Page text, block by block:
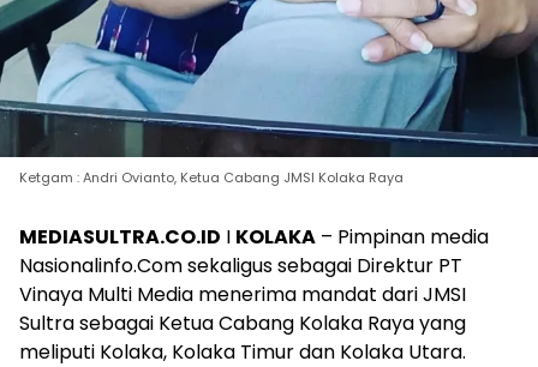
Ketgam : Andri Ovianto, Ketua Cabang JMSI Kolaka Raya
MEDIASULTRA.CO.ID I KOLAKA – Pimpinan media
Nasionalinfo.Com sekaligus sebagai Direktur PT
Vinaya Multi Media menerima mandat dari JMSI
Sultra sebagai Ketua Cabang Kolaka Raya yang
meliputi Kolaka, Kolaka Timur dan Kolaka Utara.